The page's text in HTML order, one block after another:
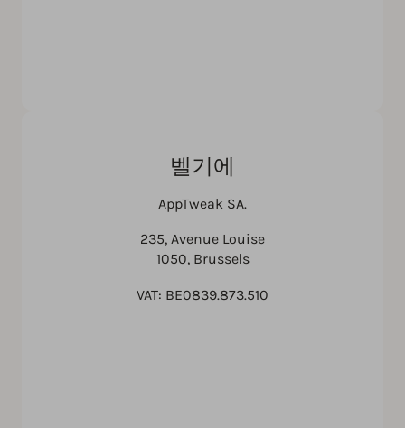
벨기에
AppTweak SA.
235, Avenue Louise
1050, Brussels
VAT: BE0839.873.510